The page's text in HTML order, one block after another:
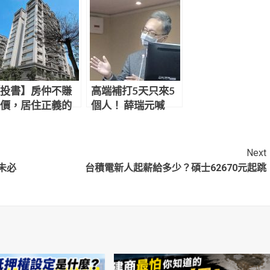
書】房仲不賺
，居住正義的
高端補打5天只來5
個人！ 薛瑞元喊
必
Next
台積電新人起薪給多少？碩士62670元起跳